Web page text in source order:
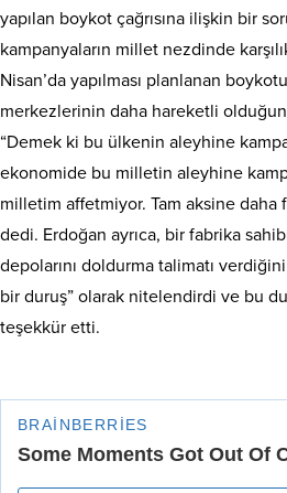
yapılan boykot çağrısına ilişkin bir
kampanyaların millet nezdinde
Nisan’da yapılması planlanan
merkezlerinin daha hareketli
“Demek ki bu ülkenin aleyhine
ekonomide bu milletin aleyhine
milletim affetmiyor. Tam aksine daha
dedi. Erdoğan ayrıca, bir fabrika
depolarını doldurma talimatı
bir duruş” olarak nitelendirdi ve bu
teşekkür etti.